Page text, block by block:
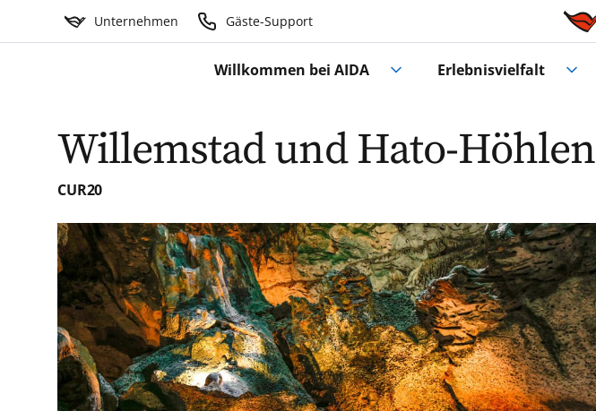
Unternehmen Gäste-Support
Willkommen bei AIDA Erlebnisvielfalt
Willemstad und Hato-Höhlen
CUR20